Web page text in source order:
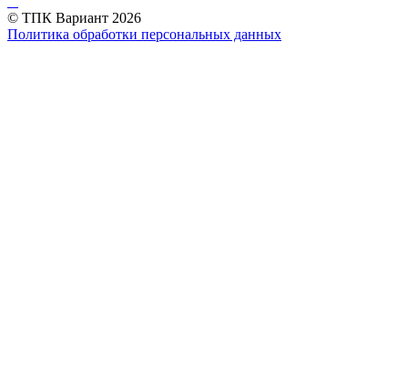
© ТПК Вариант 2026
Политика обработки персональных данных